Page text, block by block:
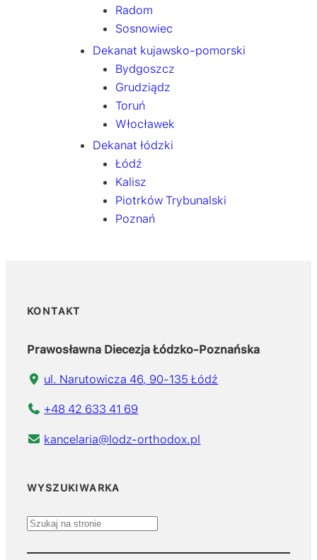
Radom
Sosnowiec
Dekanat kujawsko-pomorski
Bydgoszcz
Grudziądz
Toruń
Włocławek
Dekanat łódzki
Łódź
Kalisz
Piotrków Trybunalski
Poznań
KONTAKT
Prawosławna Diecezja Łódzko-Poznańska
ul. Narutowicza 46, 90-135 Łódź
+48 42 633 41 69
kancelaria@lodz-orthodox.pl
WYSZUKIWARKA
S